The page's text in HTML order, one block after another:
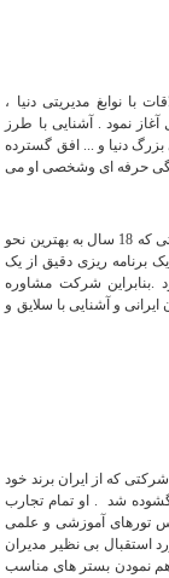
و ملاقات با نوابغ مدیریتی دنیا ،
نمود . آشنایی با طرز
بزرگ دنیا و ... افق گسترده
حرفه ای وشخصی او می
اولین تاٍثیر در او را می توان در استارت آپ سازمانی دید . شرکتی که 18 سال به بهترین نحو
برنامه ریزی دقیق از یک
شرکت مشاوره
مواجه با مدیران ایرانی و آشنایی با سلایق و
ثبت جهانی برند سمین در دنیا و قرار گرفتن بین 300 شرکتی که از ایران برند خود
شد . او تمام تجارب
تورهای آموزشی و علمی
که توانست تنها در طول مدت 2 سال مورد استقبال بی نظیر مدیران
نمودن بستر های مناسب